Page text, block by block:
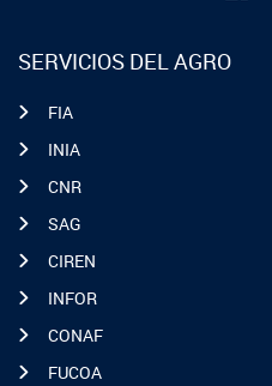
SERVICIOS DEL AGRO
FIA
INIA
CNR
SAG
CIREN
INFOR
CONAF
FUCOA